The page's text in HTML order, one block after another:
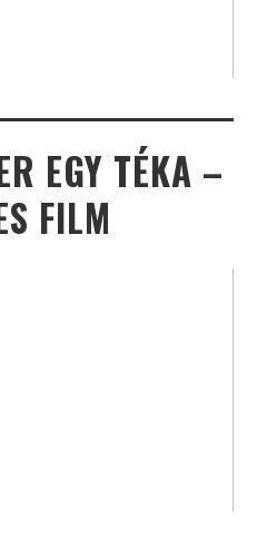
EGY TÉKA –
FILM